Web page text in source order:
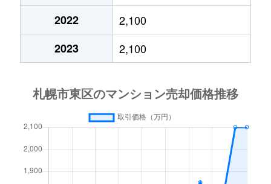
北１５条東
2,100万円
北１５条東
3,000万円
北１７条東
環状通東
2,700万円 環状通東
北１８条東
北１９条東
350万円 北18条
2022
2,100
2023
2,100